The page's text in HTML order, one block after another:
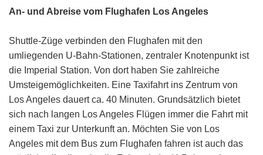
An- und Abreise vom Flughafen Los Angeles
Shuttle-Züge verbinden den Flughafen mit den
umliegenden U-Bahn-Stationen, zentraler Knotenpunkt ist
die Imperial Station. Von dort haben Sie zahlreiche
Umsteigemöglichkeiten. Eine Taxifahrt ins Zentrum von
Los Angeles dauert ca. 40 Minuten. Grundsätzlich bietet
sich nach langen Los Angeles Flügen immer die Fahrt mit
einem Taxi zur Unterkunft an. Möchten Sie von Los
Angeles mit dem Bus zum Flughafen fahren ist auch das